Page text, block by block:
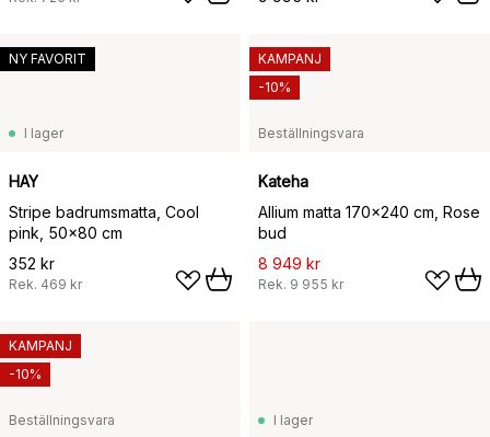
I lager
HAY
Stripe badrumsmatta, Cool
pink, 50x80 cm
352 kr
Rek. 469 kr
NY FAVORIT
Beställningsvara
Kateha
Allium matta 170x240 cm, Rose
bud
8 949 kr
Rek. 9 955 kr
KAMPANJ
-10%
Beställningsvara
KAMPANJ
-10%
I lager